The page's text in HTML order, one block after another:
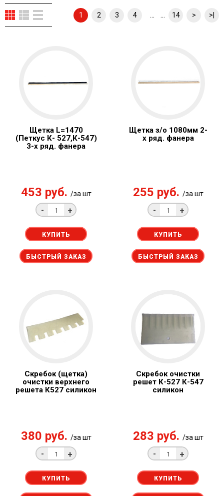
1 2 3 4 ... ... 14 > >|
Щетка L=1470
(Петкус К- 527,К-547)
3-х ряд. фанера
453 руб. /за шт
- +
КУПИТЬ
БЫСТРЫЙ ЗАКАЗ
Щетка з/о 1080мм 2-
х ряд. фанера
255 руб. /за шт
- +
КУПИТЬ
БЫСТРЫЙ ЗАКАЗ
Скребок (щетка)
очистки верхнего
решета К527 силикон
380 руб. /за шт
- +
КУПИТЬ
Скребок очистки
решет К-527 К-547
силикон
283 руб. /за шт
- +
КУПИТЬ